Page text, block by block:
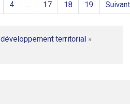
4 … 17 18 19
territorial »